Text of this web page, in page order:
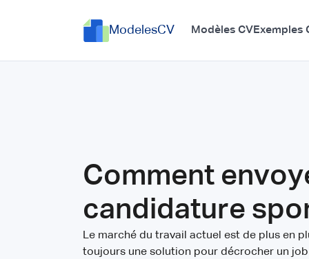
ModelesCV Modèles CVExemples
Comment
candidature
Le marché du travail actuel est de plus en
toujours une solution pour décrocher un